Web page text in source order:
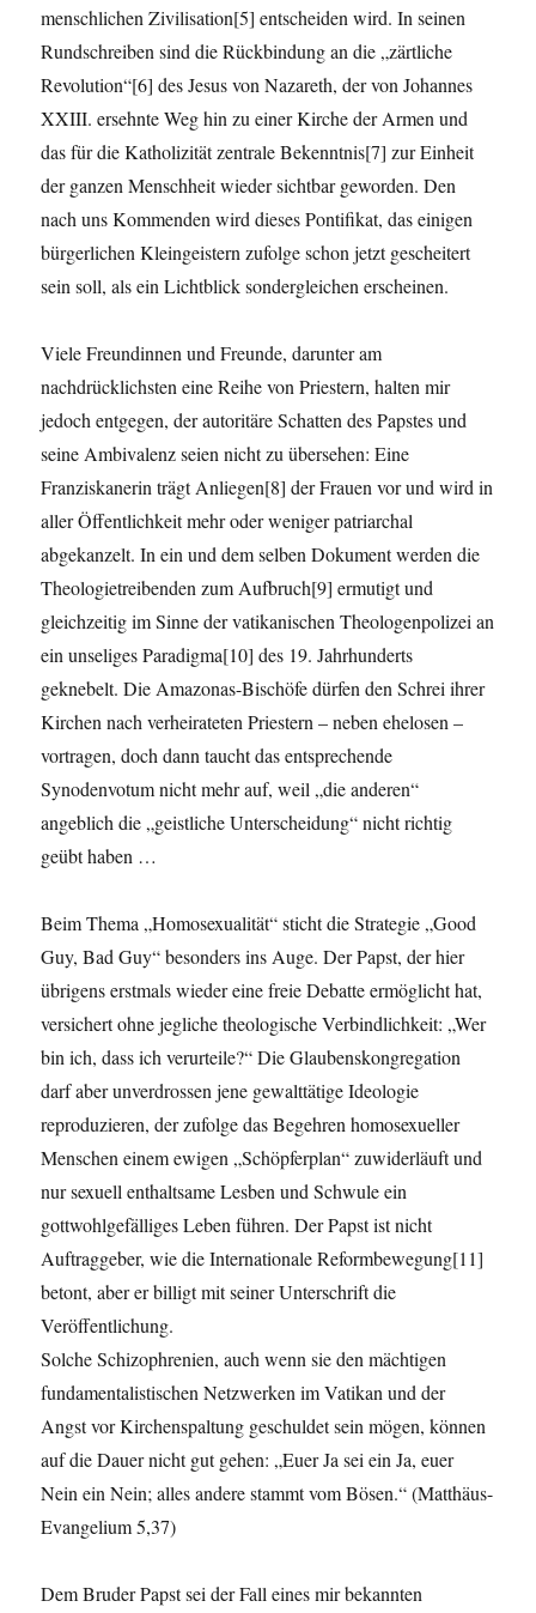
menschlichen Zivilisation[5] entscheiden wird. In seinen
Rundschreiben sind die Rückbindung an die „zärtliche
Revolution“[6] des Jesus von Nazareth, der von Johannes
XXIII. ersehnte Weg hin zu einer Kirche der Armen und
das für die Katholizität zentrale Bekenntnis[7] zur Einheit
der ganzen Menschheit wieder sichtbar geworden. Den
nach uns Kommenden wird dieses Pontifikat, das einigen
bürgerlichen Kleingeistern zufolge schon jetzt gescheitert
sein soll, als ein Lichtblick sondergleichen erscheinen.
Viele Freundinnen und Freunde, darunter am
nachdrücklichsten eine Reihe von Priestern, halten mir
jedoch entgegen, der autoritäre Schatten des Papstes und
seine Ambivalenz seien nicht zu übersehen: Eine
Franziskanerin trägt Anliegen[8] der Frauen vor und wird in
aller Öffentlichkeit mehr oder weniger patriarchal
abgekanzelt. In ein und dem selben Dokument werden die
Theologietreibenden zum Aufbruch[9] ermutigt und
gleichzeitig im Sinne der vatikanischen Theologenpolizei an
ein unseliges Paradigma[10] des 19. Jahrhunderts
geknebelt. Die Amazonas-Bischöfe dürfen den Schrei ihrer
Kirchen nach verheirateten Priestern – neben ehelosen –
vor­tra­gen, doch dann taucht das entsprechende
Synodenvotum nicht mehr auf, weil „die anderen“
angeblich die „geistliche Unterscheidung“ nicht richtig
geübt haben …
Beim Thema „Homosexualität“ sticht die Strategie „Good
Guy, Bad Guy“ besonders ins Auge. Der Papst, der hier
übrigens erstmals wieder eine freie Debatte ermöglicht hat,
versichert ohne jegliche theologische Verbindlichkeit: „Wer
bin ich, dass ich verurteile?“ Die Glaubenskongregation
darf aber unverdrossen jene gewalttätige Ideologie
reproduzieren, der zufolge das Begehren homosexueller
Menschen einem ewigen „Schöpferplan“ zuwiderläuft und
nur sexuell enthaltsame Lesben und Schwule ein
gottwohlgefälliges Leben führen. Der Papst ist nicht
Auftraggeber, wie die Internationale Reformbewegung[11]
betont, aber er billigt mit seiner Unterschrift die
Veröffentlichung.
Solche Schizophrenien, auch wenn sie den mächtigen
fundamentalistischen Netzwerken im Vatikan und der
Angst vor Kirchenspaltung geschuldet sein mögen, können
auf die Dauer nicht gut gehen: „Euer Ja sei ein Ja, euer
Nein ein Nein; alles andere stammt vom Bösen.“ (Matthäus-
Evangelium 5,37)
Dem Bruder Papst sei der Fall eines mir bekannten